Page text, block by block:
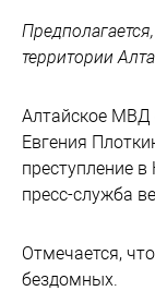
территории
Алтайское МВД
Евгения
преступление
пресс-служба
Отмечается,
бездомных.